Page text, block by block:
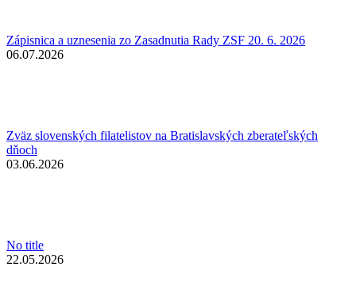
Zápisnica a uznesenia zo Zasadnutia Rady ZSF 20. 6. 2026
06.07.2026
Zväz slovenských filatelistov na Bratislavských zberateľských
dňoch
03.06.2026
No title
22.05.2026